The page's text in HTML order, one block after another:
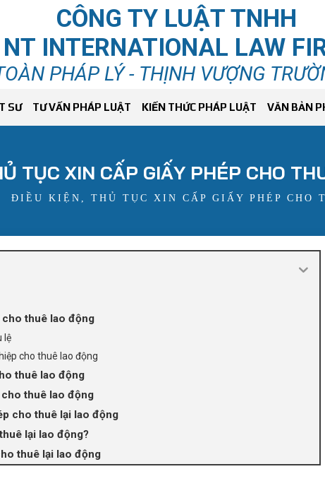
CÔNG TY LUẬT TNHH
NT INTERNATIONAL LAW
PHÁP LÝ - THỊNH VƯỢNG
SƯ TƯ VẤN PHÁP LUẬT KIẾN THỨC PHÁP LUẬT VĂN BẢN
TỤC XIN CẤP GIẤY PHÉP CHO
ĐIỀU KIỆN, THỦ TỤC XIN CẤP GIẤY PHÉP CHO
thuê lao động
lệ
cho thuê lao động
thuê lao động
thuê lao động
cho thuê lại lao động
lại lao động?
thuê lại lao động